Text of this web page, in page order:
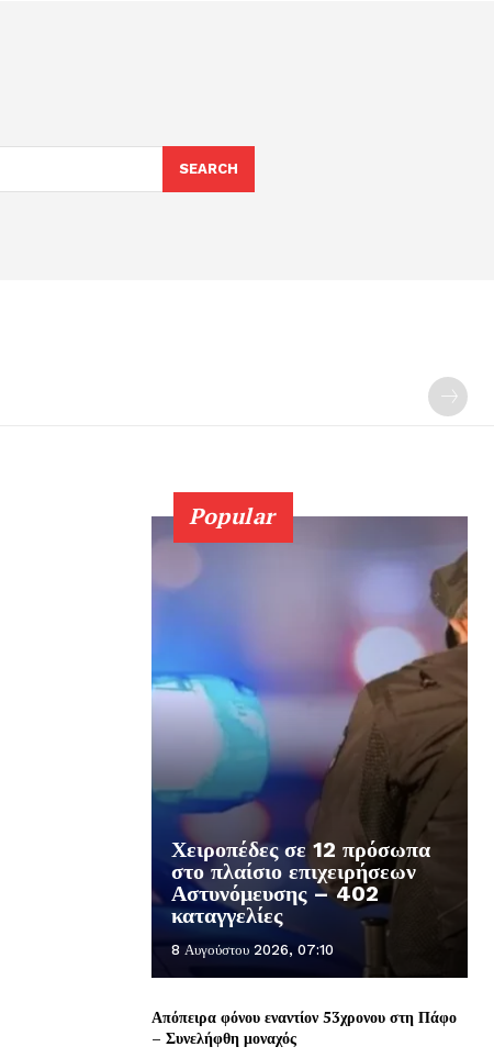
SEARCH
Popular
Χειροπέδες σε 12 πρόσωπα
στο πλαίσιο επιχειρήσεων
Αστυνόμευσης – 402
καταγγελίες
8 Αυγούστου 2026, 07:10
Απόπειρα φόνου εναντίον 53χρονου στη Πάφο
– Συνελήφθη μοναχός